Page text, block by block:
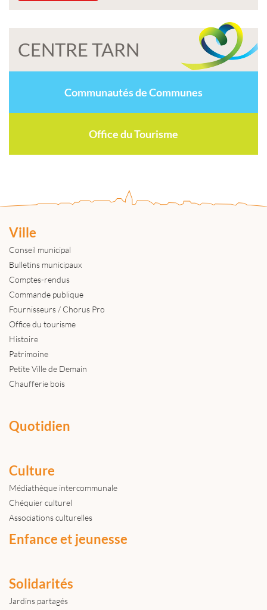
CENTRE TARN
Communautés de Communes
Office du Tourisme
Ville
Conseil municipal
Bulletins municipaux
Comptes-rendus
Commande publique
Fournisseurs / Chorus Pro
Office du tourisme
Histoire
Patrimoine
Petite Ville de Demain
Chaufferie bois
Quotidien
Culture
Médiathèque intercommunale
Chéquier culturel
Associations culturelles
Enfance et jeunesse
Solidarités
Jardins partagés